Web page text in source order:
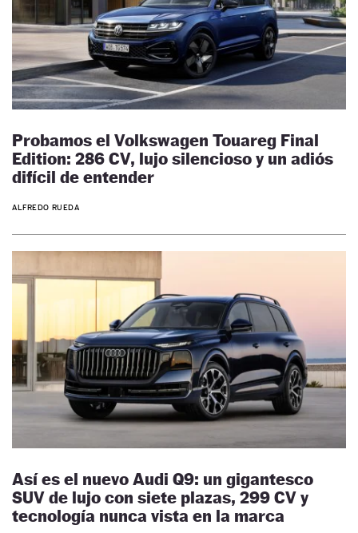
Probamos el Volkswagen Touareg Final
Edition: 286 CV, lujo silencioso y un adiós
difícil de entender
ALFREDO RUEDA
Así es el nuevo Audi Q9: un gigantesco
SUV de lujo con siete plazas, 299 CV y
tecnología nunca vista en la marca